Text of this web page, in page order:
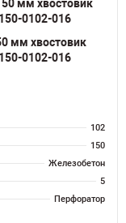
мм хвостовик
0102-016
102
150
Железобетон
5
Перфоратор